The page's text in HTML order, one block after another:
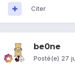
Citer
be0ne
Posté(e) 27